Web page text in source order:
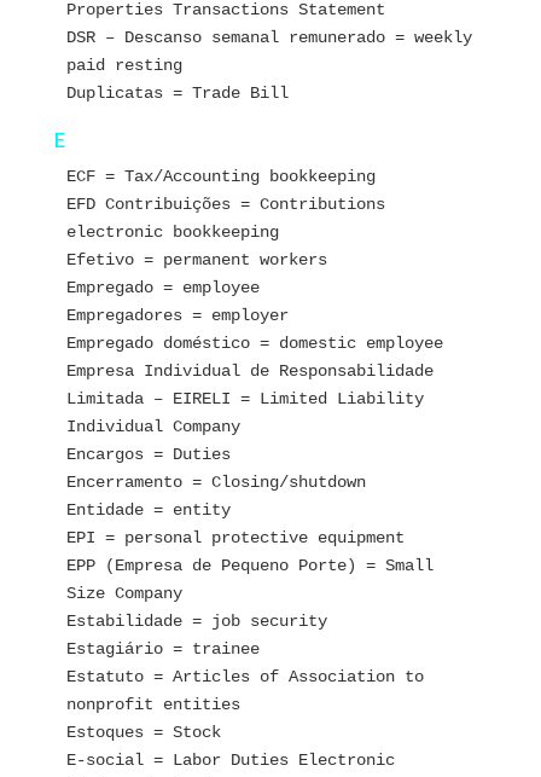
Properties Transactions Statement
DSR – Descanso semanal remunerado = weekly
paid resting
Duplicatas = Trade Bill
E
ECF = Tax/Accounting bookkeeping
EFD Contribuições = Contributions
electronic bookkeeping
Efetivo = permanent workers
Empregado = employee
Empregadores = employer
Empregado doméstico = domestic employee
Empresa Individual de Responsabilidade
Limitada – EIRELI = Limited Liability
Individual Company
Encargos = Duties
Encerramento = Closing/shutdown
Entidade = entity
EPI = personal protective equipment
EPP (Empresa de Pequeno Porte) = Small
Size Company
Estabilidade = job security
Estagiário = trainee
Estatuto = Articles of Association to
nonprofit entities
Estoques = Stock
E-social = Labor Duties Electronic